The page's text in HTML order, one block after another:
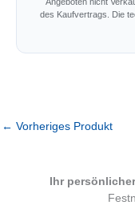
Angeboten nicht
des Kaufvertrags. Die
← Vorheriges Produkt
Ihr